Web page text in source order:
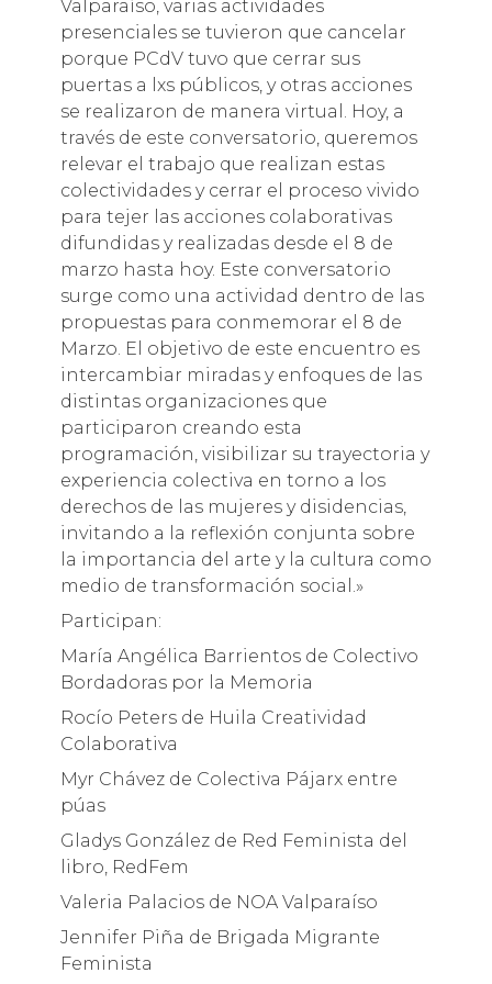
Valparaíso, varias actividades
presenciales se tuvieron que cancelar
porque PCdV tuvo que cerrar sus
puertas a lxs públicos, y otras acciones
se realizaron de manera virtual. Hoy, a
través de este conversatorio, queremos
relevar el trabajo que realizan estas
colectividades y cerrar el proceso vivido
para tejer las acciones colaborativas
difundidas y realizadas desde el 8 de
marzo hasta hoy. Este conversatorio
surge como una actividad dentro de las
propuestas para conmemorar el 8 de
Marzo. El objetivo de este encuentro es
intercambiar miradas y enfoques de las
distintas organizaciones que
participaron creando esta
programación, visibilizar su trayectoria y
experiencia colectiva en torno a los
derechos de las mujeres y disidencias,
invitando a la reflexión conjunta sobre
la importancia del arte y la cultura como
medio de transformación social.»
Participan:
María Angélica Barrientos de Colectivo
Bordadoras por la Memoria
Rocío Peters de Huila Creatividad
Colaborativa
Myr Chávez de Colectiva Pájarx entre
púas
Gladys González de Red Feminista del
libro, RedFem
Valeria Palacios de NOA Valparaíso
Jennifer Piña de Brigada Migrante
Feminista